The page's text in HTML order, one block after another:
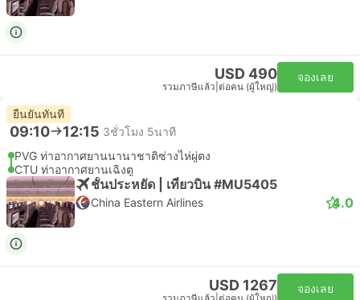
USD 490
รวมภาษีแล้ว ต่อคน (ผู้ใหญ่)
จองเลย
ยืนยันทันที
09:10 12:15 3ชั่วโมง 5นาที
PVG ท่าอากาศยานนานาชาติซ่างไห่ผู่ตง
CTU ท่าอากาศยานเฉิงตู
ชั้นประหยัด | เที่ยวบิน #MU5405
China Eastern Airlines 4.0
USD 1267 จองเลย